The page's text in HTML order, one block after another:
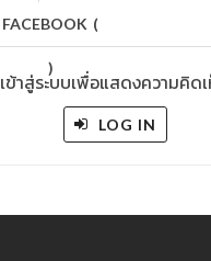
FACEBOOK (
)
เข้าสู่ระบบเพื่อแสดงความคิด
LOG IN